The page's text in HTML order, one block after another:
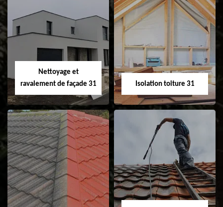
Pose et
changement de
fenêtre de toit et
Velux 31
Nettoyage et pose
Nettoyage et
ravalement de façade 31
Nettoyage et
ravalement de
façade 31
Isolation toiture 31
Isolation toiture 31